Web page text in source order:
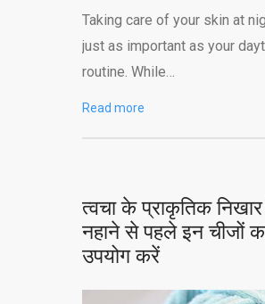
Taking care of your skin at
just as important as your
routine. While…
Read more
त्वचा के प्राकृतिक
नहाने से पहले इन चीजों
उपयोग करें